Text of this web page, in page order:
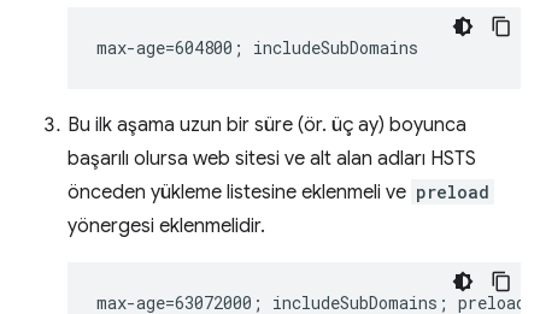
Bu ilk aşama uzun bir süre (ör. üç ay) boyunca
başarılı olursa web sitesi ve alt alan adları HSTS
önceden yükleme listesine eklenmeli ve preload
yönergesi eklenmelidir.